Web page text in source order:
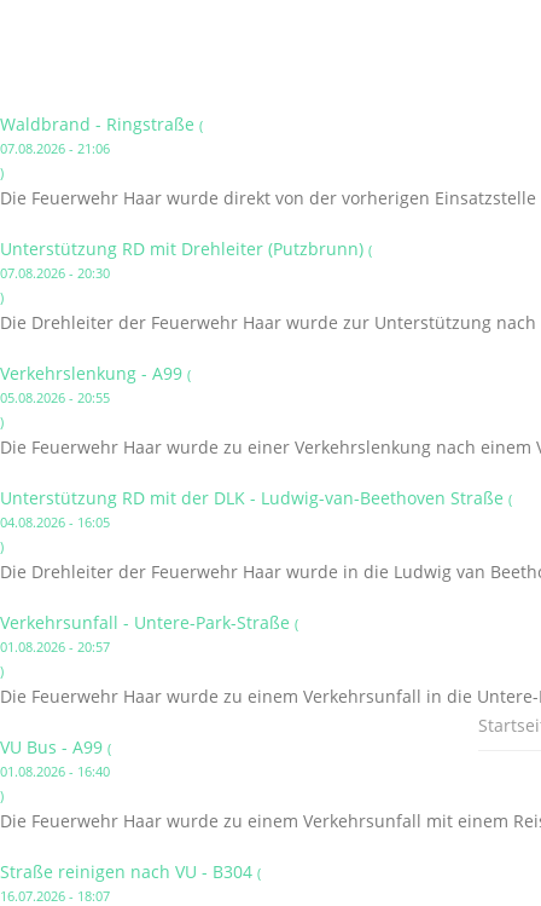
Waldbrand - Ringstraße (
07.08.2026 - 21:06
)
Die Feuerwehr Haar wurde direkt von der vorherigen
Unterstützung RD mit Drehleiter (Putzbrunn) (
07.08.2026 - 20:30
)
Die Drehleiter der Feuerwehr Haar wurde zur Unterstützung
Verkehrslenkung - A99 (
05.08.2026 - 20:55
)
Die Feuerwehr Haar wurde zu einer Verkehrslenkung nach einem
Unterstützung RD mit der DLK - Ludwig-van-Beethoven Straße (
04.08.2026 - 16:05
)
Die Drehleiter der Feuerwehr Haar wurde in die Ludwig van
Verkehrsunfall - Untere-Park-Straße (
01.08.2026 - 20:57
)
Die Feuerwehr Haar wurde zu einem Verkehrsunfall in die
VU Bus - A99 (
01.08.2026 - 16:40
)
Die Feuerwehr Haar wurde zu einem Verkehrsunfall mit einem
Straße reinigen nach VU - B304 (
16.07.2026 - 18:07